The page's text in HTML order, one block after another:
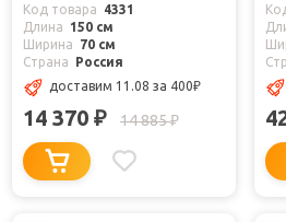
Код товара
4331
Длина
150 см
Ширина
70 см
Страна
Россия
доставим 11.08 за 400₽
14 370 ₽ 14 885₽